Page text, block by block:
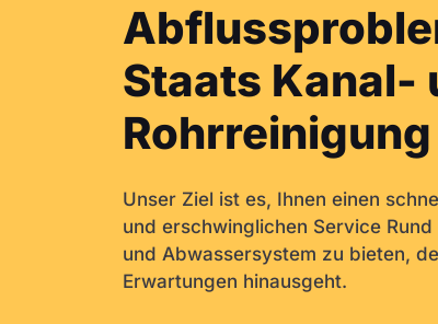
Staats Kanal-
Rohrreinigung
Unser Ziel ist es, Ihnen einen
und erschwinglichen Service
und Abwassersystem zu bieten,
Erwartungen hinausgeht.